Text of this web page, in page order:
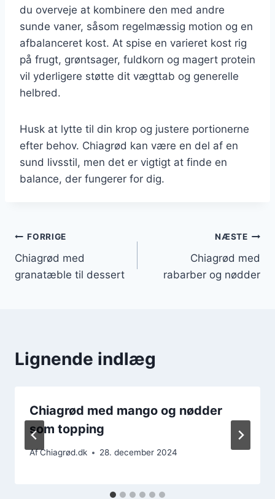
du overveje at kombinere den med andre
sunde vaner, såsom regelmæssig motion og en
afbalanceret kost. At spise en varieret kost rig
på frugt, grøntsager, fuldkorn og magert protein
vil yderligere støtte dit vægttab og generelle
helbred.
Husk at lytte til din krop og justere portionerne
efter behov. Chiagrød kan være en del af en
sund livsstil, men det er vigtigt at finde en
balance, der fungerer for dig.
Indlægsnavigation
FORRIGE
Chiagrød med
granatæble til dessert
NÆSTE
Chiagrød med
rabarber og nødder
Lignende indlæg
Chiagrød med mango og nødder
som topping
AfChiagrød.dk 28. december 2024